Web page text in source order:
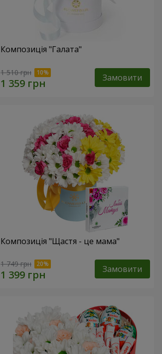
Композиція "Галата"
1 510 грн Замовити
Композиція "Щастя - це мама"
1 749 грн Замовити